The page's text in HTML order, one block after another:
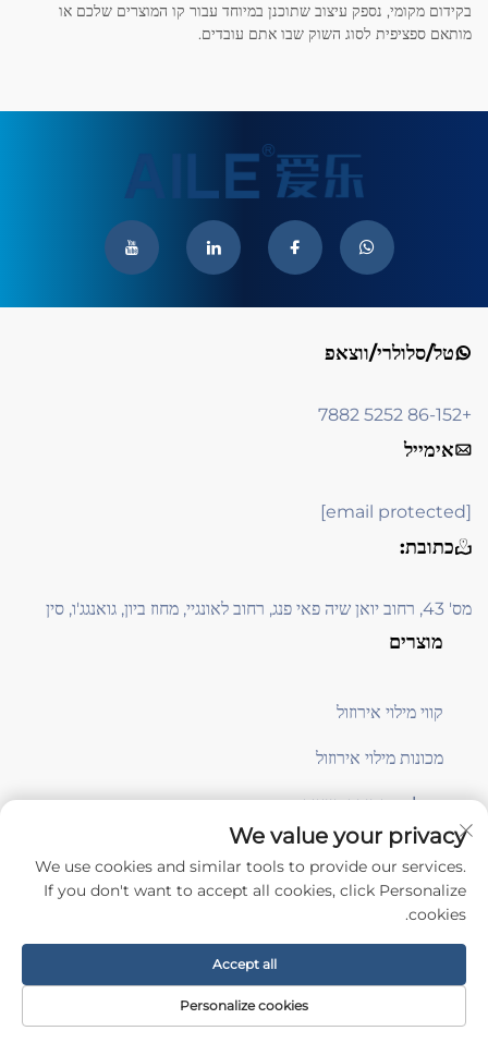
בקידום מקומי, נספק עיצוב שתוכנן במיוחד עבור קו המוצרים שלכם או
מותאם ספציפית לסוג השוק שבו אתם עובדים.
טל/סלולרי/ווצאפ
+86-152 5252 7882
אימייל
[email protected]
כתובת:
מס' 43, רחוב יואן שיה פאי פנג, רחוב לאונגיי, מחוז ביון, גואנגג'ו, סין
מוצרים
קווי מילוי אירוזול
מכונות מילוי אירוזול
معدات תמיכה בייצור
הירשמו
גלול למעלה
We value your privacy
We use cookies and similar tools to provide our services.
If you don't want to accept all cookies, click Personalize
cookies.
Personalize cookies
Accept all